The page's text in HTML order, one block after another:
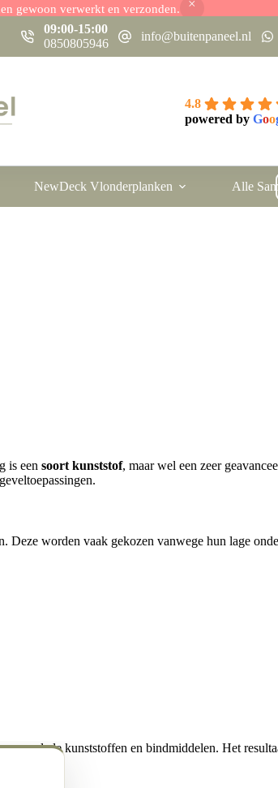
gewoon verwerkt en verzonden.
09:00-15:00
0850805946
info@buitenpaneel.nl
4.8
powered by Goo
NewDeck Vlonderplanken Alle
is een soort kunststof, maar wel een zeer
worden vaak gekozen vanwege hun lage
kunststoffen en bindmiddelen. Het